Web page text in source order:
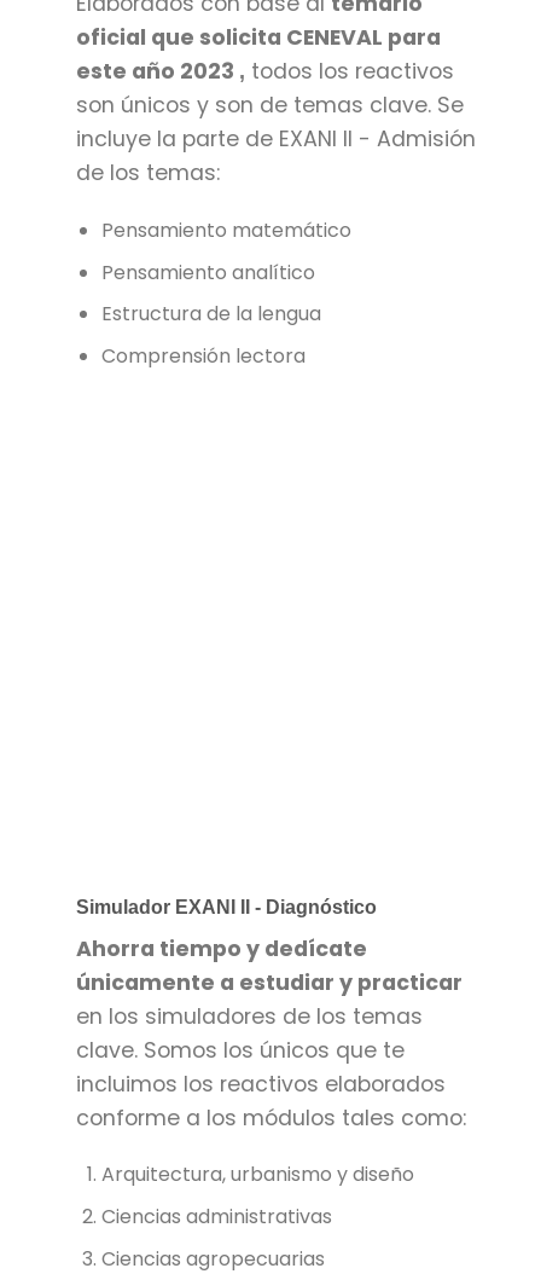
oficial que solicita CENEVAL para
este año 2023 , todos los reactivos
son únicos y son de temas clave. Se
incluye la parte de EXANI II - Admisión
de los temas:
Pensamiento matemático
Pensamiento analítico
Estructura de la lengua
Comprensión lectora
Simulador EXANI II - Diagnóstico
Ahorra tiempo y dedícate
únicamente a estudiar y practicar
en los simuladores de los temas
clave. Somos los únicos que te
incluimos los reactivos elaborados
conforme a los módulos tales como:
Arquitectura, urbanismo y diseño
Ciencias administrativas
Ciencias agropecuarias